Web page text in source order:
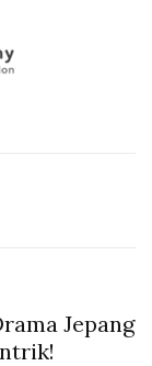
Jepang